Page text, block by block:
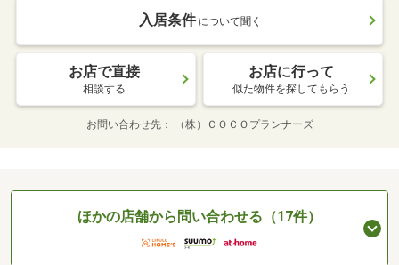
入居条件 について聞く
お店で直接
相談する
お店に行って
似た物件を探してもらう
お問い合わせ先 （株）ＣＯＣＯプランナーズ
ほかの店舗から問い合わせる（17件）